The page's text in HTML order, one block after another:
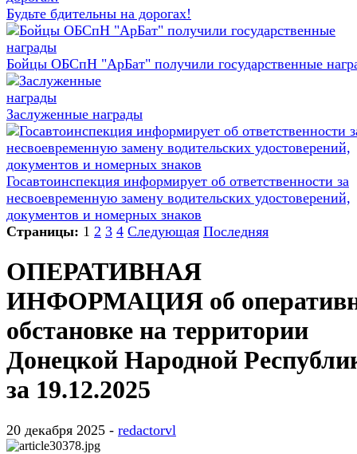
Будьте бдительны на дорогах!
Бойцы ОБСпН "АрБат" получили государственные
Заслуженные награды
Госавтоинспекция информирует об ответственности за
несвоевременную замену водительских удостоверений,
документов и номерных знаков
Страницы: 1 2 3 4 Следующая Последняя
ОПЕРАТИВНАЯ
ИНФОРМАЦИЯ об
обстановке на территории
Донецкой Народной
за 19.12.2025
20 декабря 2025 - redactorvl